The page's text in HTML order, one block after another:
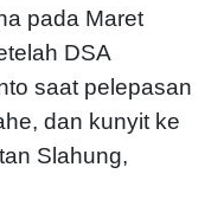
pada Maret
DSA
saat pelepasan
dan kunyit ke
Slahung,